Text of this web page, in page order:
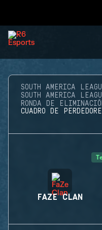
SOUTH AMERICA
SOUTH AMERICA
RONDA DE
CUADRO DE
FAZE CLAN